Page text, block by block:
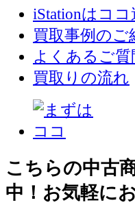
iStationはココ
買取事例のご
よくあるご質
買取りの流れ
こちらの中古
中！お気軽に